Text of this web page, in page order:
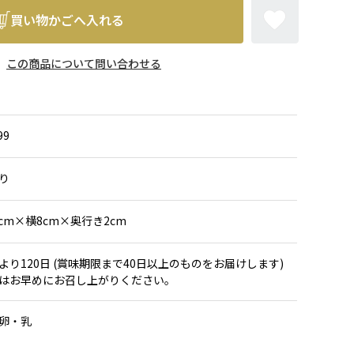
横8cm×奥行き2cm
り120日 (賞味期限まで40日以上のものをお届けします)
お早めにお召し上がりください。
・乳
買い物かごへ入れる
この商品について問い合わせる